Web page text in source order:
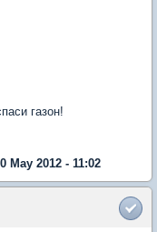
газон!
May 2012 - 11:02